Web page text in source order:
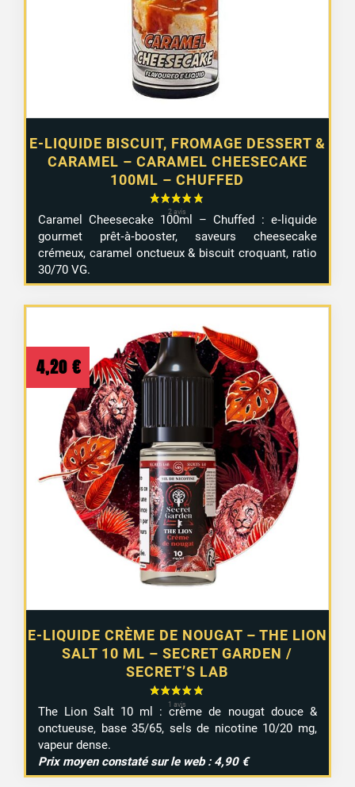
E-LIQUIDE BISCUIT, FROMAGE DESSERT &
CARAMEL – CARAMEL CHEESECAKE
100ML – CHUFFED
Caramel Cheesecake 100ml – Chuffed : e‑liquide
gourmet prêt‑à‑booster, saveurs cheesecake
crémeux, caramel onctueux & biscuit croquant, ratio
30/70 VG.
E-LIQUIDE CRÈME DE NOUGAT – THE LION
SALT 10 ML – SECRET GARDEN /
SECRET’S LAB
4,20 €
The Lion Salt 10 ml : crème de nougat douce &
onctueuse, base 35/65, sels de nicotine 10/20 mg,
vapeur dense.
Prix moyen constaté sur le web : 4,90 €